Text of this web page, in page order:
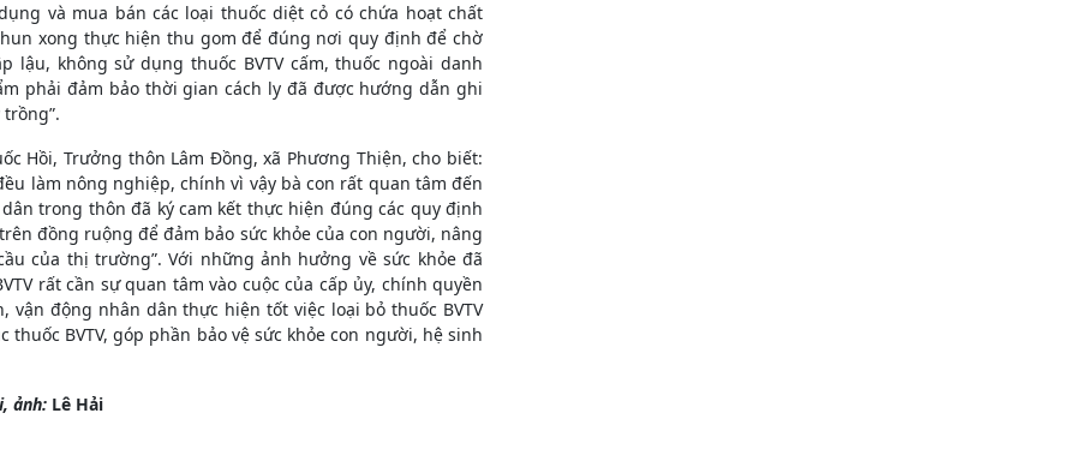
và mua bán các loại thuốc diệt cỏ có chứa hoạt chất
xong thực hiện thu gom để đúng nơi quy định để chờ
lậu, không sử dụng thuốc BVTV cấm, thuốc ngoài danh
phải đảm bảo thời gian cách ly đã được hướng dẫn ghi
Hồi, Trưởng thôn Lâm Đồng, xã Phương Thiện, cho biết:
làm nông nghiệp, chính vì vậy bà con rất quan tâm đến
trong thôn đã ký cam kết thực hiện đúng các quy định
đồng ruộng để đảm bảo sức khỏe của con người, nâng
của thị trường”. Với những ảnh hưởng về sức khỏe đã
rất cần sự quan tâm vào cuộc của cấp ủy, chính quyền
động nhân dân thực hiện tốt việc loại bỏ thuốc BVTV
BVTV, góp phần bảo vệ sức khỏe con người, hệ sinh
ảnh: Lê Hải